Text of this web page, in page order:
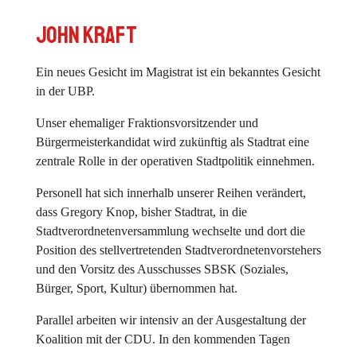
John Kraft
Ein neues Gesicht im Magistrat ist ein bekanntes Gesicht
in der UBP.
Unser ehemaliger Fraktionsvorsitzender und
Bürgermeisterkandidat wird zukünftig als Stadtrat eine
zentrale Rolle in der operativen Stadtpolitik einnehmen.
Personell hat sich innerhalb unserer Reihen verändert,
dass Gregory Knop, bisher Stadtrat, in die
Stadtverordnetenversammlung wechselte und dort die
Position des stellvertretenden Stadtverordnetenvorstehers
und den Vorsitz des Ausschusses SBSK (Soziales,
Bürger, Sport, Kultur) übernommen hat.
Parallel arbeiten wir intensiv an der Ausgestaltung der
Koalition mit der CDU. In den kommenden Tagen